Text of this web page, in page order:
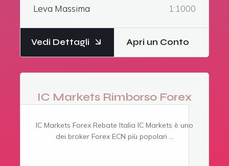
Leva Massima 1:1000
Vedi Dettagli Apri un Conto
IC Markets Rimborso Forex
IC Markets Forex Rebate Italia IC Markets è uno
dei broker Forex ECN più popolari ...